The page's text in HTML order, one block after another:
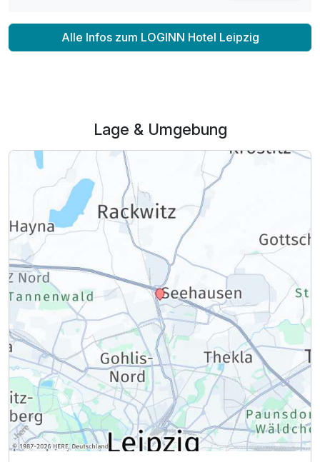
Alle Infos zum LOGINN Hotel Leipzig
Lage & Umgebung